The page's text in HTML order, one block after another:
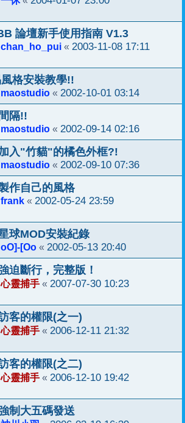
論壇新手使用指南 V1.3
chan_ho_pui « 2003-11-08 17:11
格安裝教學!!
maostudio « 2002-10-01 03:14
隔!!
maostudio « 2002-09-14 02:16
入"竹貓"的橘色外框?!
maostudio « 2002-09-10 07:36
作自己的風格
frank « 2002-05-24 23:59
球MOD安裝紀錄
oO]-[Oo « 2002-05-13 20:40
迫斷行，完整版！
心靈捕手 « 2007-07-30 10:23
客的權限(之一)
心靈捕手 « 2006-12-11 21:32
客的權限(之二)
心靈捕手 « 2006-12-10 19:42
制大五碼發送